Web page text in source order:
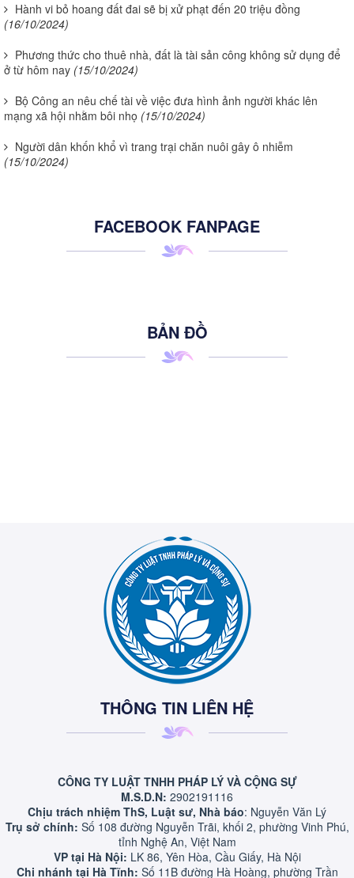
Hành vi bỏ hoang đất đai sẽ bị xử phạt đến 20 triệu đồng
(16/10/2024)
Phương thức cho thuê nhà, đất là tài sản công không sử dụng để
ở từ hôm nay (15/10/2024)
Bộ Công an nêu chế tài về việc đưa hình ảnh người khác lên
mạng xã hội nhằm bôi nhọ (15/10/2024)
Người dân khốn khổ vì trang trại chăn nuôi gây ô nhiễm
(15/10/2024)
FACEBOOK FANPAGE
BẢN ĐỒ
THÔNG TIN LIÊN HỆ
CÔNG TY LUẬT TNHH PHÁP LÝ VÀ CỘNG SỰ
M.S.D.N: 2902191116
Chịu trách nhiệm ThS, Luật sư, Nhà báo: Nguyễn Văn Lý
Trụ sở chính: Số 108 đường Nguyễn Trãi, khối 2, phường Vinh Phú,
tỉnh Nghệ An, Việt Nam
VP tại Hà Nội: LK 86, Yên Hòa, Cầu Giấy, Hà Nội
Chi nhánh tại Hà Tĩnh: Số 11B đường Hà Hoàng, phường Trần